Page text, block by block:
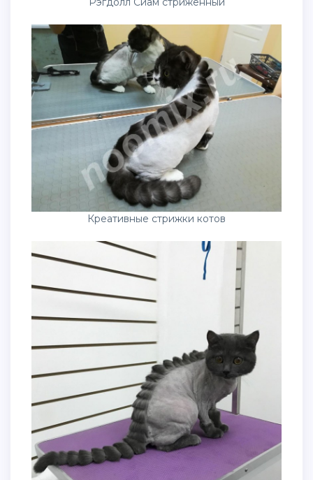
Креативные стрижки котов